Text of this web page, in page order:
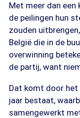
Met meer dan een
de peilingen hun
zouden
België die in de
overwinning
de partij, want
Dat komt door
jaar bestaat,
samengewerkt